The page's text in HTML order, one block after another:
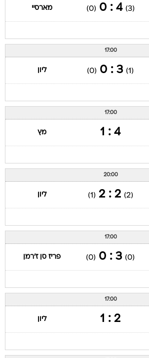
(3)
4 : 0
(0) מארסיי
17:00
(1)
3 : 0
(0) ליון
17:00
4 : 1 מץ
20:00
(2)
2 : 2
(1) ליון
17:00
(0)
3 : 0
(0) פריז סן ז'רמן
17:00
2 : 1 ליון